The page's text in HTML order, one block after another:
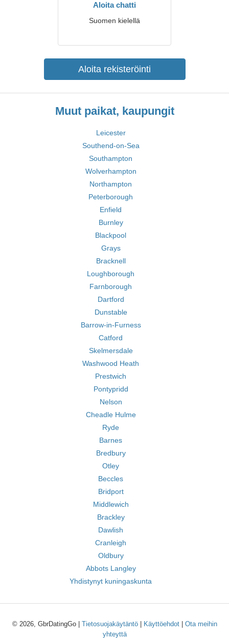
Aloita chatti
Suomen kielellä
Aloita rekisteröinti
Muut paikat, kaupungit
Leicester
Southend-on-Sea
Southampton
Wolverhampton
Northampton
Peterborough
Enfield
Burnley
Blackpool
Grays
Bracknell
Loughborough
Farnborough
Dartford
Dunstable
Barrow-in-Furness
Catford
Skelmersdale
Washwood Heath
Prestwich
Pontypridd
Nelson
Cheadle Hulme
Ryde
Barnes
Bredbury
Otley
Beccles
Bridport
Middlewich
Brackley
Dawlish
Cranleigh
Oldbury
Abbots Langley
Yhdistynyt kuningaskunta
© 2026, GbrDatingGo | Tietosuojakäytäntö| Käyttöehdot| Ota meihin
yhteyttä